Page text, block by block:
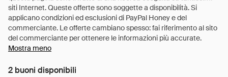
Mostra meno
2 buoni disponibili